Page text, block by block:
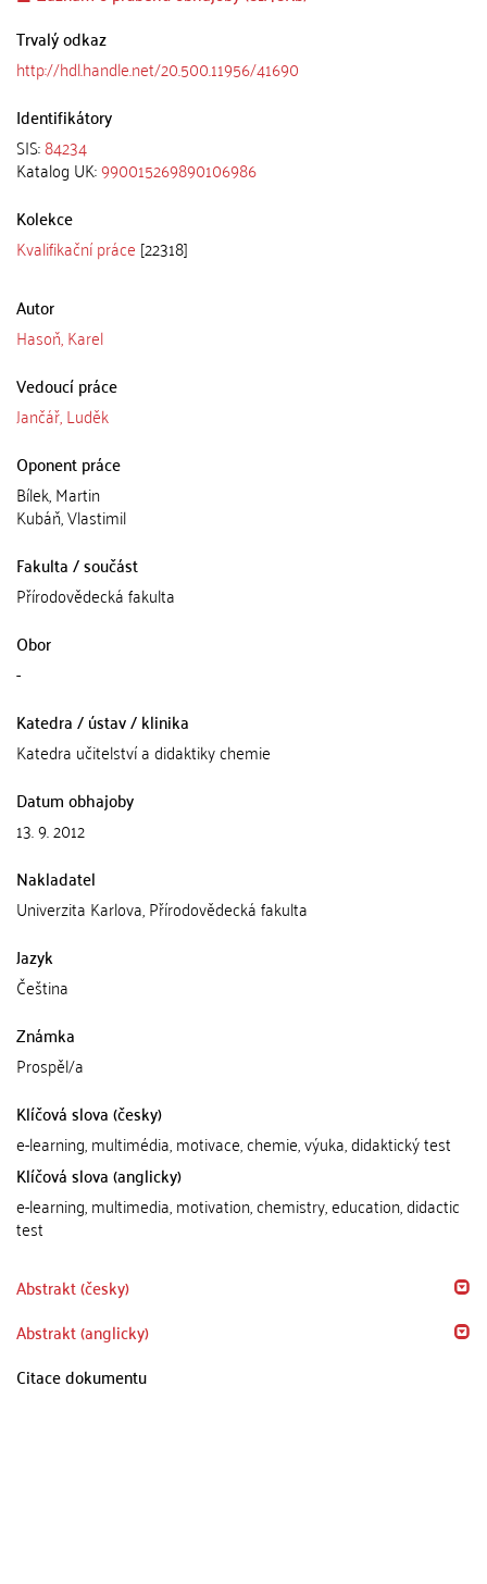
Trvalý odkaz
http://hdl.handle.net/20.500.11956/41690
Identifikátory
SIS:84234
Katalog UK:990015269890106986
Kolekce
Kvalifikační práce [22318]
Autor
Hasoň, Karel
Vedoucí práce
Jančář, Luděk
Oponent práce
Bílek, Martin
Kubáň, Vlastimil
Fakulta / součást
Přírodovědecká fakulta
Obor
-
Katedra / ústav / klinika
Katedra učitelství a didaktiky chemie
Datum obhajoby
13. 9. 2012
Nakladatel
Univerzita Karlova, Přírodovědecká fakulta
Jazyk
Čeština
Známka
Prospěl/a
Klíčová slova (česky)
e-learning, multimédia, motivace, chemie, výuka, didaktický test
Klíčová slova (anglicky)
e-learning, multimedia, motivation, chemistry, education, didactic
test
Abstrakt (česky)
Abstrakt (anglicky)
Citace dokumentu